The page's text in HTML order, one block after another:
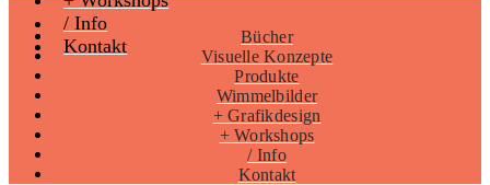
/ Info
Kontakt
Bücher
Visuelle Konzepte
Produkte
Wimmelbilder
+ Grafikdesign
+ Workshops
/ Info
Kontakt